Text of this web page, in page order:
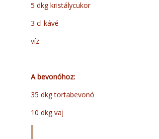
5 dkg kristálycukor
3 cl kávé
víz
A bevonóhoz:
35 dkg tortabevonó
10 dkg vaj